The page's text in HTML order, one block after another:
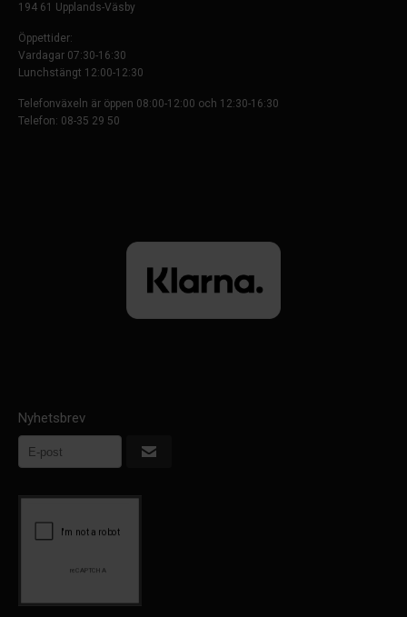
194 61 Upplands-Väsby
Öppettider:
Vardagar 07:30-16:30
Lunchstängt 12:00-12:30
Telefonväxeln är öppen 08:00-12:00 och 12:30-16:30
Telefon: 08-35 29 50
Nyhetsbrev